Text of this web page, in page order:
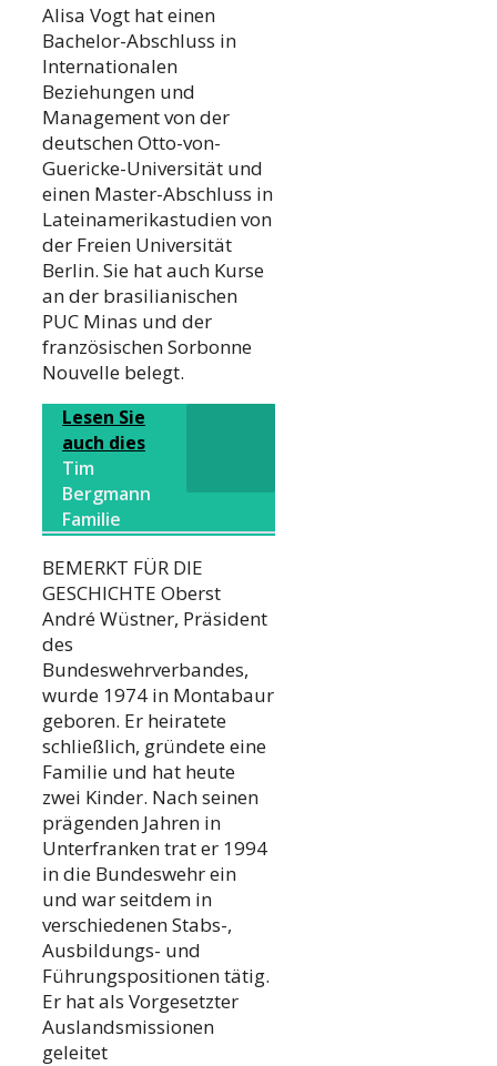
Alisa Vogt hat einen
Bachelor-Abschluss in
Internationalen
Beziehungen und
Management von der
deutschen Otto-von-
Guericke-Universität und
einen Master-Abschluss in
Lateinamerikastudien von
der Freien Universität
Berlin. Sie hat auch Kurse
an der brasilianischen
PUC Minas und der
französischen Sorbonne
Nouvelle belegt.
Lesen Sie
auch dies
Tim
Bergmann
Familie
BEMERKT FÜR DIE
GESCHICHTE Oberst
André Wüstner, Präsident
des
Bundeswehrverbandes,
wurde 1974 in Montabaur
geboren. Er heiratete
schließlich, gründete eine
Familie und hat heute
zwei Kinder. Nach seinen
prägenden Jahren in
Unterfranken trat er 1994
in die Bundeswehr ein
und war seitdem in
verschiedenen Stabs-,
Ausbildungs- und
Führungspositionen tätig.
Er hat als Vorgesetzter
Auslandsmissionen
geleitet